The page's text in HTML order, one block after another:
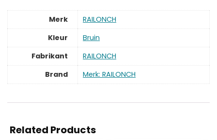
Merk
‎RAILONCH
Kleur
‎Bruin
Fabrikant
‎RAILONCH
Brand
Merk: RAILONCH
Related Products